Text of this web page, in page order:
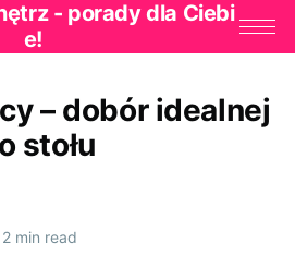
- porady dla Ciebi
e!
– dobór idealnej
stołu
2 min read